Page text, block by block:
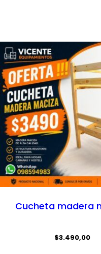
Cucheta madera
$3.490,00